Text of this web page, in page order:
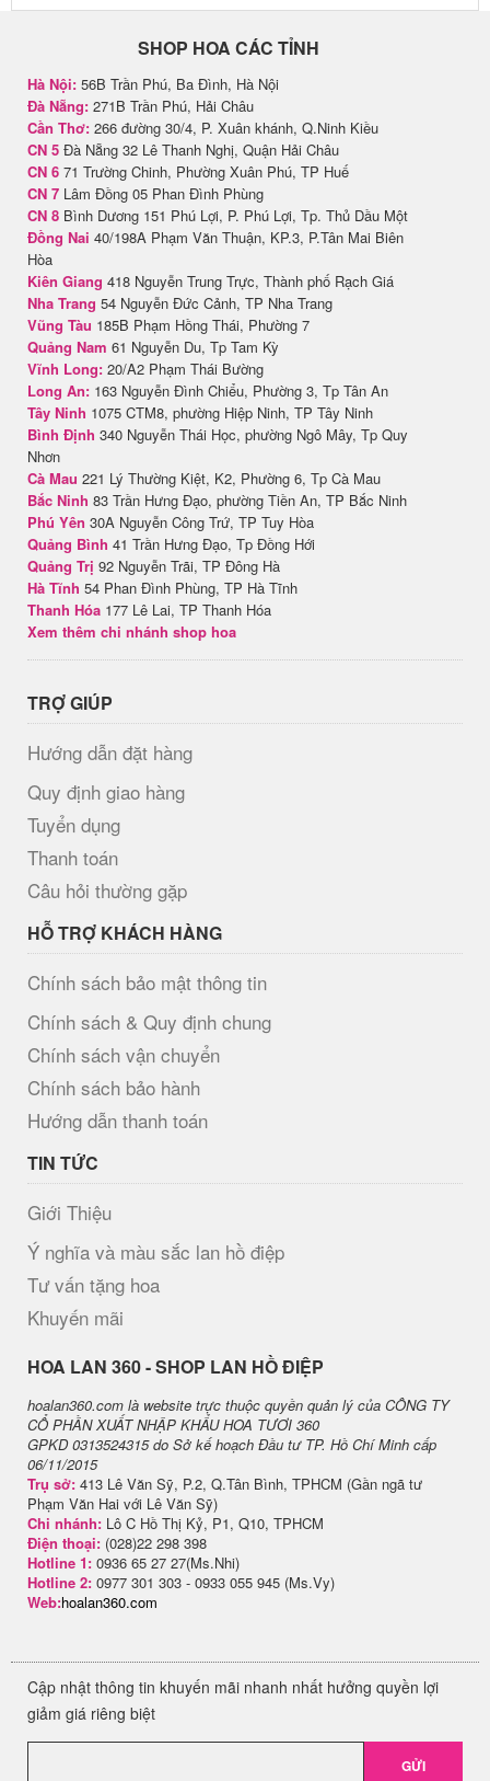
SHOP HOA CÁC TỈNH
Hà Nội: 56B Trần Phú, Ba Đình, Hà Nội
Đà Nẵng: 271B Trần Phú, Hải Châu
Cần Thơ: 266 đường 30/4, P. Xuân khánh, Q.Ninh Kiều
CN 5 Đà Nẵng 32 Lê Thanh Nghị, Quận Hải Châu
CN 6 71 Trường Chinh, Phường Xuân Phú, TP Huế
CN 7 Lâm Đồng 05 Phan Đình Phùng
CN 8 Bình Dương 151 Phú Lợi, P. Phú Lợi, Tp. Thủ Dầu Một
Đồng Nai 40/198A Phạm Văn Thuận, KP.3, P.Tân Mai Biên
Hòa
Kiên Giang 418 Nguyễn Trung Trực, Thành phố Rạch Giá
Nha Trang 54 Nguyễn Đức Cảnh, TP Nha Trang
Vũng Tàu 185B Phạm Hồng Thái, Phường 7
Quảng Nam 61 Nguyễn Du, Tp Tam Kỳ
Vĩnh Long: 20/A2 Phạm Thái Bường
Long An: 163 Nguyễn Đình Chiểu, Phường 3, Tp Tân An
Tây Ninh 1075 CTM8, phường Hiệp Ninh, TP Tây Ninh
Bình Định 340 Nguyễn Thái Học, phường Ngô Mây, Tp Quy
Nhơn
Cà Mau 221 Lý Thường Kiệt, K2, Phường 6, Tp Cà Mau
Bắc Ninh 83 Trần Hưng Đạo, phường Tiền An, TP Bắc Ninh
Phú Yên 30A Nguyễn Công Trứ, TP Tuy Hòa
Quảng Bình 41 Trần Hưng Đạo, Tp Đồng Hới
Quảng Trị 92 Nguyễn Trãi, TP Đông Hà
Hà Tĩnh 54 Phan Đình Phùng, TP Hà Tĩnh
Thanh Hóa 177 Lê Lai, TP Thanh Hóa
Xem thêm chi nhánh shop hoa
TRỢ GIÚP
Hướng dẫn đặt hàng
Quy định giao hàng
Tuyển dụng
Thanh toán
Câu hỏi thường gặp
HỖ TRỢ KHÁCH HÀNG
Chính sách bảo mật thông tin
Chính sách & Quy định chung
Chính sách vận chuyển
Chính sách bảo hành
Hướng dẫn thanh toán
TIN TỨC
Giới Thiệu
Ý nghĩa và màu sắc lan hồ điệp
Tư vấn tặng hoa
Khuyến mãi
H​OA LAN 360 - SHOP LAN HỒ ĐIỆP
hoalan360.com là website trực thuộc quyền quản lý của CÔNG TY
CỔ PHẦN XUẤT NHẬP KHẨU HOA TƯƠI 360
GPKD 0313524315 do Sở kế hoạch Đầu tư TP. Hồ Chí Minh cấp
06/11/2015
Trụ sở: 413 Lê Văn Sỹ, P.2, Q.Tân Bình, TPHCM (Gần ngã tư
Phạm Văn Hai với Lê Văn Sỹ)
Chi nhánh: Lô C Hồ Thị Kỷ, P1, Q10, TPHCM
Điện thoại: (028)22 298 398
Hotline 1: 0936 65 27 27(Ms.Nhi)
Hotline 2: 0977 301 303 - 0933 055 945 (Ms.Vy)
Web:hoalan360.com
Cập nhật thông tin khuyến mãi nhanh nhất hưởng quyền lợi
giảm giá riêng biệt
GỬI